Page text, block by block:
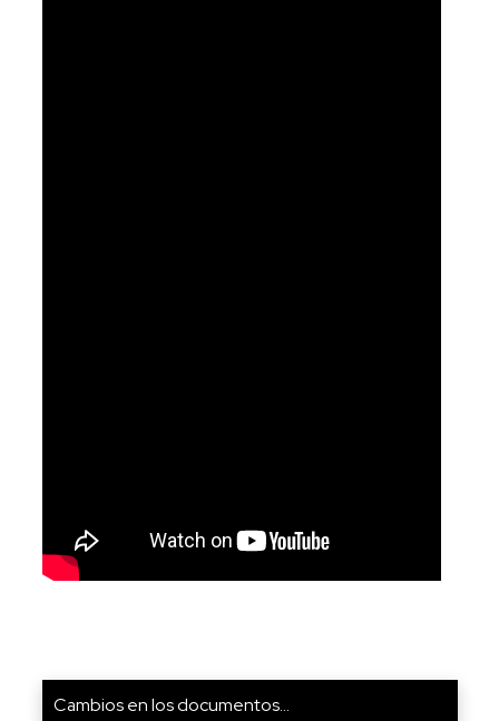
Cambios en los documentos...